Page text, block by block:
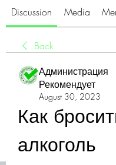
Discussion Media
Back
Администрация
Рекомендует
August 30, 2023
Как
алкоголь